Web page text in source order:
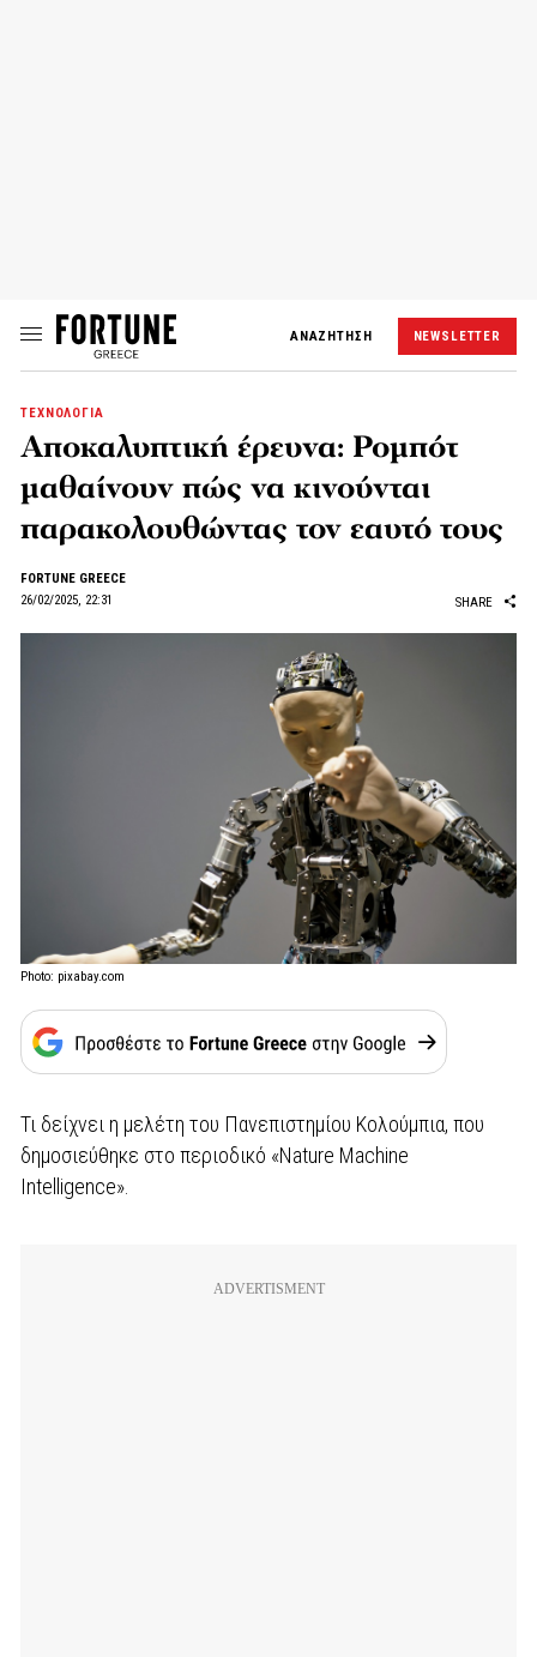
ΑΝΑΖΗΤΗΣΗ NEWSLETTER
ΤΕΧΝΟΛΟΓΙΑ
Αποκαλυπτική έρευνα: Ρομπότ
μαθαίνουν πώς να κινούνται
παρακολουθώντας τον εαυτό τους
FORTUNE GREECE
26/02/2025, 22:31
SHARE
Photo: pixabay.com
Τι δείχνει η μελέτη του Πανεπιστημίου Κολούμπια, που
δημοσιεύθηκε στο περιοδικό «Nature Machine
Intelligence».